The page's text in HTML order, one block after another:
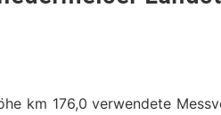
km 176,0 verwendete